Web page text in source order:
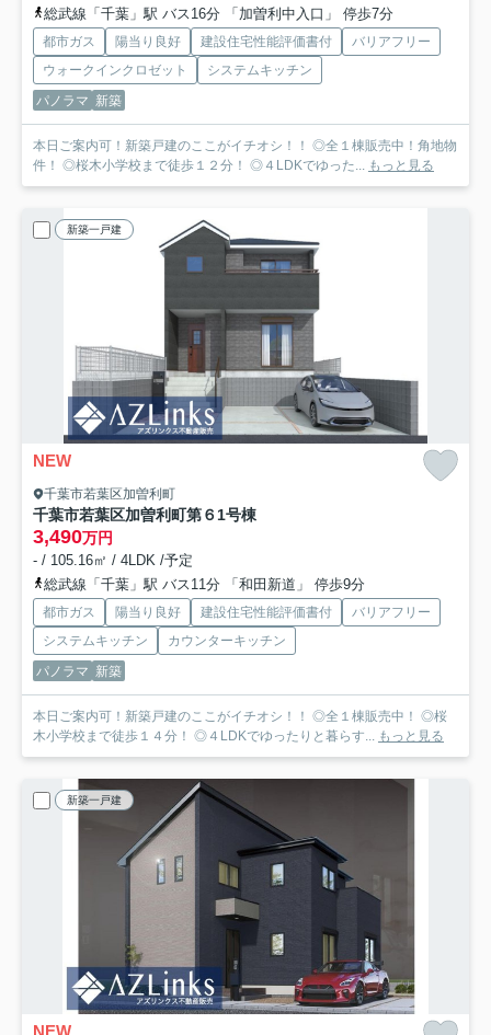
総武線「千葉」駅 バス16分 「加曽利中入口」 停歩7分
都市ガス 陽当り良好 建設住宅性能評価書付
バリアフリー
ウォークインクロゼット
システムキッチン
パノラマ 新築
本日ご案内可！新築戸建のここがイチオシ！！ ◎全１棟販売中！角地物
件！ ◎桜木小学校まで徒歩１２分！ ◎４LDKでゆった... もっと見る
新築一戸建
NEW
千葉市若葉区加曽利町
千葉市若葉区加曽利町第６ 1号棟
3,490万円
- / 105.16㎡ / 4LDK /予定
総武線「千葉」駅 バス11分 「和田新道」 停歩9分
都市ガス 陽当り良好 建設住宅性能評価書付
バリアフリー
システムキッチン
カウンターキッチン
パノラマ 新築
本日ご案内可！新築戸建のここがイチオシ！！ ◎全１棟販売中！ ◎桜
木小学校まで徒歩１４分！ ◎４LDKでゆったりと暮らす... もっと見る
新築一戸建